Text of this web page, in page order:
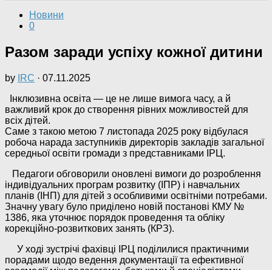
Новини
0
Разом заради успіху кожної дитини
by IRC · 07.11.2025
Інклюзивна освіта — це не лише вимога часу, а й
важливий крок до створення рівних можливостей для
всіх дітей.
Саме з такою метою 7 листопада 2025 року відбулася
робоча нарада заступників директорів закладів загальної
середньої освіти громади з представниками ІРЦ.
Педагоги обговорили оновлені вимоги до розроблення
індивідуальних програм розвитку (ІПР) і навчальних
планів (ІНП) для дітей з особливими освітніми потребами.
Значну увагу було приділено новій постанові КМУ №
1386, яка уточнює порядок проведення та обліку
корекційно-розвиткових занять (КРЗ).
У ході зустрічі фахівці ІРЦ поділилися практичними
порадами щодо ведення документації та ефективної